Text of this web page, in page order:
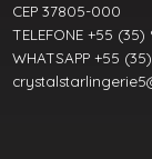
CEP 37805-000
TELEFONE +55 (35)
WHATSAPP +55